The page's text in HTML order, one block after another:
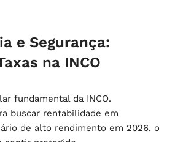
e Segurança:
na INCO
fundamental da INCO.
buscar rentabilidade em
de alto rendimento em 2026, o